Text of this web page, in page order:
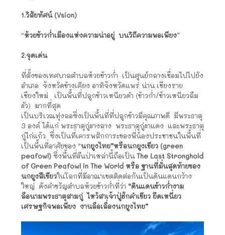
1.วิสัยทัศน์ (Vsion)
“ห้วยข้าวก่ำเมืองแห่งความน่าอยู่ บนวิถีความพอเพียง”
2.จุดเด่น
ที่ตั้งของเทศบาลตำบลห้วยข้าวก่ำ เป็นศูนย์กลางเชื่อมไปไปยัง
อำเภอ จังหวัดข้างเคียง อาทิจังหวัดแพร่ น่าน เชียงราย
เชียงใหม่ เป็นพื้นที่ปลูกข้าวเหนียวดำ (ข้าวก่ำ/ข้าวเหนียวลืม
ผัว) มากที่สุด
เป็นบริเวณทุ่งลอซึ่งเป็นพื้นที่ที่ปลูกข้าวมีคุณภาพดี มีพระธาตุ
3 องค์ ได้แก่ พระธาตุกู่ผางลาง พระธาตุกู่ผาแดง และพระธาตุ
กู่ไก่แก้ว ซึ่งเป็นที่เคารพสักการะของพี่น้องประชาชนในพื้นที่
เป็นพื้นที่อาศัยของ “นกยูงไทย”หรือนกยูงเขียว (green
peafowl) ซึ่งพื้นที่ผืนป่าเหล่านี้ถือเป็น The Last Stronghold
of Green Peafowl in The World หรือ ฐานที่มั่นสุดท้ายของ
นกยูงสีเขียวในโลกที่มีอาณาเขตติดต่อกันเป็นดินแดนกว้าง
ใหญ่ ดังคำขวัญตำบลห้วยข้าวก่ำที่ว่า “ดินแดนข้าวก่ำงาม
ลือนามพระธาตุสามกู่ ไหว้สาเจ้าปู่ฮักคำเขียว ยึดเหนี่ยว
เศรษฐกิจพอเพียง งานลือเลื่องนกยูงไทย”